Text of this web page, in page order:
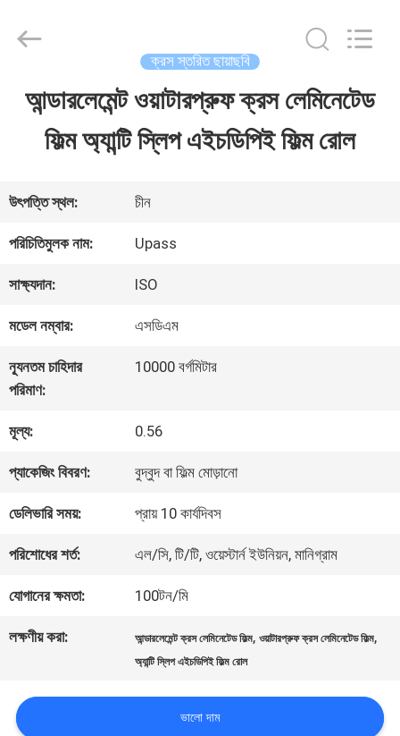
বাড়ি
ভিডিও
ভিআর
শো
সম্পর্কে
কারখানা
পরিদর্শন
গুণমান
আমাদের
Material
Technology
ক্রস স্তরিত ছায়াছবি
আন্ডারলেমেন্ট ওয়াটারপ্রুফ ক্রস লেমিনেটেড
ফিল্ম অ্যান্টি স্লিপ এইচডিপিই ফিল্ম রোল
উৎপত্তি স্থল: চীন
পরিচিতিমুলক নাম: Upass
সাক্ষ্যদান: ISO
মডেল নম্বার: এসডিএম
ন্যূনতম চাহিদার
পরিমাণ:
10000 বর্গমিটার
মূল্য: 0.56
প্যাকেজিং বিবরণ: বুদ্বুদ বা ফিল্ম মোড়ানো
ডেলিভারি সময়: প্রায় 10 কার্যদিবস
পরিশোধের শর্ত: এল/সি, টি/টি, ওয়েস্টার্ন ইউনিয়ন, মানিগ্রাম
যোগানের ক্ষমতা: 100টন/মি
লক্ষণীয় করা: আন্ডারলেমেন্ট ক্রস লেমিনেটেড ফিল্ম,ওয়াটারপ্রুফ ক্রস লেমিনেটেড ফিল্ম,
অ্যান্টি স্লিপ এইচডিপিই ফিল্ম রোল
ভালো দাম